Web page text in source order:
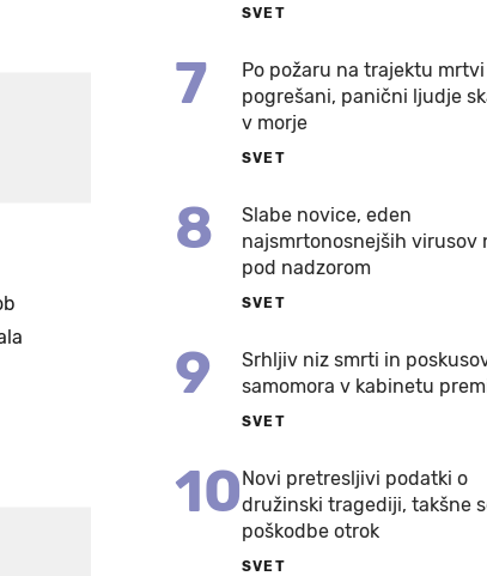
SVET
7
Po požaru na trajektu
pogrešani, panični ljudje
v morje
SVET
8
Slabe novice, eden
najsmrtonosnejših virusov
pod nadzorom
SVET
9
Srhljiv niz smrti in
samomora v kabinetu
SVET
10Novi pretresljivi podatki o
družinski tragediji, takšne
poškodbe otrok
SVET